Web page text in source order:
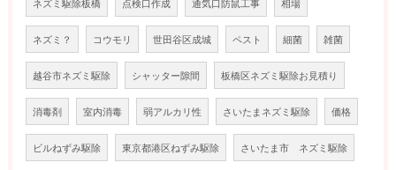
ネズミ？ コウモリ 世田谷区成城 ペスト 細菌 雑菌
越谷市ネズミ駆除 シャッター隙間 板橋区ネズミ駆除お見積り
消毒剤 室内消毒 弱アルカリ性 さいたまネズミ駆除 価格
ビルねずみ駆除 東京都港区ねずみ駆除 さいたま市 ネズミ駆除